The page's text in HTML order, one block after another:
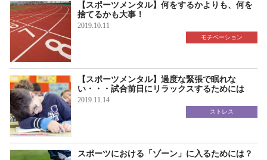
【スポーツメンタル】何をするかよりも、何を
捨てるかも大事！
2019.10.11
モチベーション
【スポーツメンタル】過度な緊張で眠れな
い・・・試合前日にリラックスするためには
2019.11.14
ストレス
スポーツにおける「ゾーン」に入るためには？